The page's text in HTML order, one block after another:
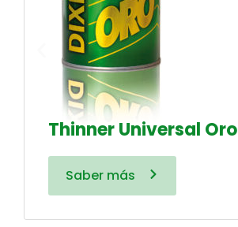
Thinner Universal Oro
Saber más